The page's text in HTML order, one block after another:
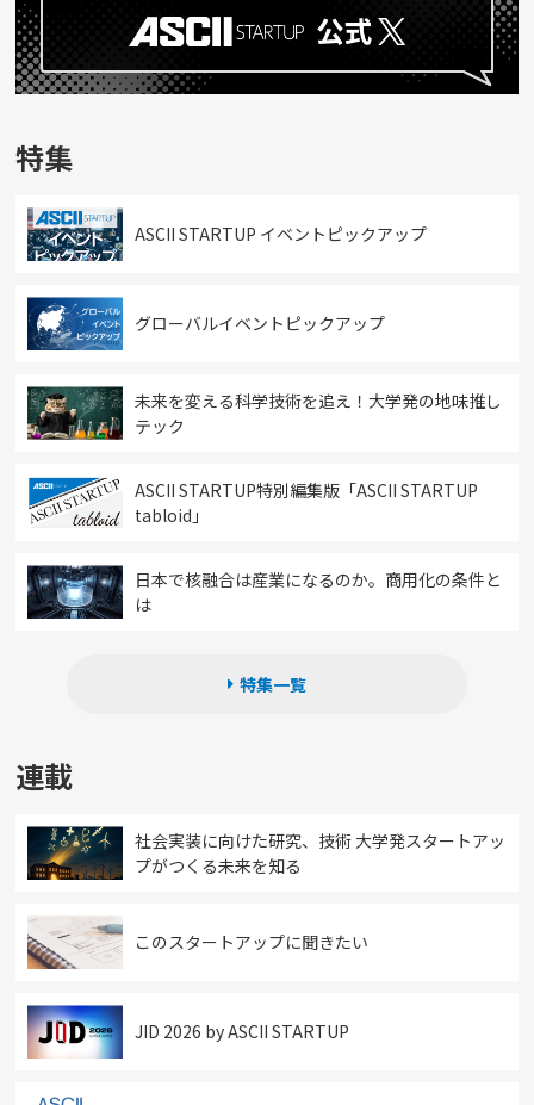
特集
ASCII STARTUP イベントピックアップ
グローバルイベントピックアップ
未来を変える科学技術を追え！大学発の地味推し
テック
ASCII STARTUP特別編集版「ASCII STARTUP
tabloid」
日本で核融合は産業になるのか。商用化の条件と
は
特集一覧
連載
社会実装に向けた研究、技術 大学発スタートアッ
プがつくる未来を知る
このスタートアップに聞きたい
JID 2026 by ASCII STARTUP